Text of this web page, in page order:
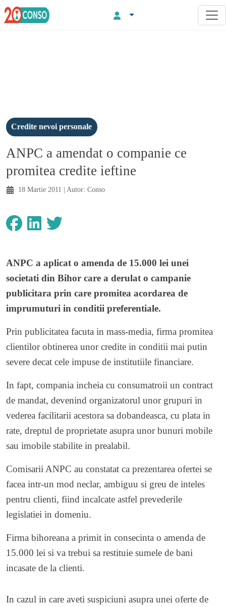
Credite nevoi personale
ANPC a amendat o companie ce
promitea credite ieftine
18 Martie 2011 | Autor: Conso
ANPC a aplicat o amenda de 15.000 lei unei
societati din Bihor care a derulat o campanie
publicitara prin care promitea acordarea de
imprumuturi in conditii preferentiale.
Prin publicitatea facuta in mass-media, firma promitea
clientilor obtinerea unor credite in conditii mai putin
severe decat cele impuse de institutiile financiare.
In fapt, compania incheia cu consumatroii un contract
de mandat, devenind organizatorul unor grupuri in
vederea facilitarii acestora sa dobandeasca, cu plata in
rate, dreptul de proprietate asupra unor bunuri mobile
sau imobile stabilite in prealabil.
Comisarii ANPC au constatat ca prezentarea ofertei se
facea intr-un mod neclar, ambiguu si greu de inteles
pentru clienti, fiind incalcate astfel prevederile
legislatiei in domeniu.
Firma bihoreana a primit in consecinta o amenda de
15.000 lei si va trebui sa restituie sumele de bani
incasate de la clienti.
In cazul in care aveti suspiciuni asupra unei oferte de